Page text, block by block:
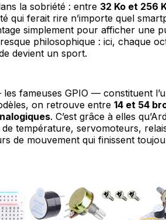
la sobriété : entre 32 Ko et 256
qui ferait rire n’importe quel
simplement pour afficher une
philosophique : ici, chaque
devient un sport.
fameuses GPIO — constituent
on retrouve entre 14 et 54
. C’est grâce à elles
température, servomoteurs,
de mouvement qui finissent